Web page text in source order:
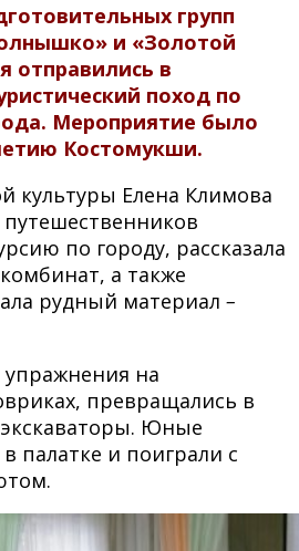
групп
и «Золотой
отправились в
поход по
Мероприятие было
Костомукши.
культуры Елена Климова
по городу, рассказала
а также
рудный материал –
на
превращались в
Юные
палатке и поиграли с